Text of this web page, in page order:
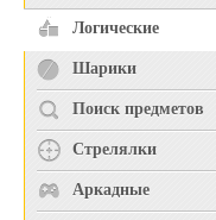
Логические
Шарики
Поиск предметов
Стрелялки
Аркадные